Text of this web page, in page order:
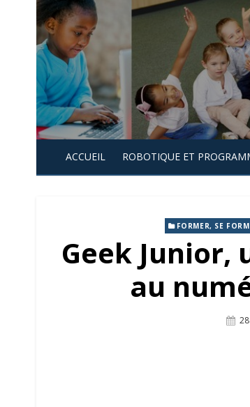
Skip
to
content
ACCUEIL ROBOTIQUE ET
FORMER, SE
Geek Junior,
au